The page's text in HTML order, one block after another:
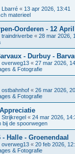
Lbarré « 13 apr 2026, 13:41
materieel
Oorderen - 12 April
traindriverbe « 28 mar 2026,
- Durbuy -
overweg13 « 27 mar 2026,
& Fotografie
ostbahnhof « 26 mar 2026,
& Fotografie
Strijkregel « 24 mar 2026,
bij de spoorwegen
- Halle - Groenendaal
overweg13 « 20 feb 2026,
& Fotografie